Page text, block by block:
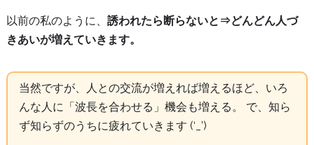
以前の私のように、 誘われたら断らないと⇒どんどん人づ
きあいが増えていきます。
当然ですが、人との交流が増えれば増えるほど、いろ
んな人に「波長を合わせる」機会も増える。 で、知ら
ず知らずのうちに疲れていきます (‘_’)